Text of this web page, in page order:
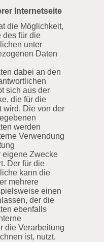
Internetseite
die Möglichkeit,
des für die
unter
Daten
dabei an den
sich aus der
die für die
wird. Die von der
werden
Verwendung
eigene Zwecke
Der für die
kann die
mehrere
einen
der die
ebenfalls
die Verarbeitung
ist, nutzt.